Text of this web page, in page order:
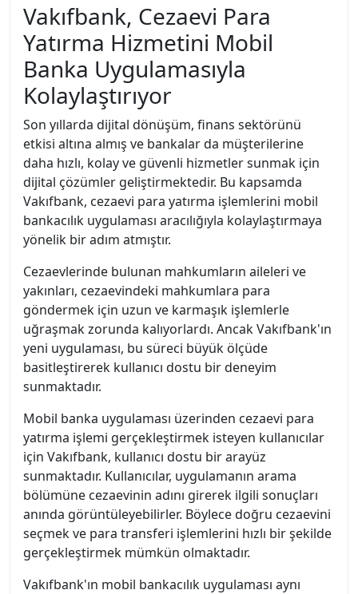
Vakıfbank, Cezaevi Para
Yatırma Hizmetini Mobil
Banka Uygulamasıyla
Kolaylaştırıyor
Son yıllarda dijital dönüşüm, finans sektörünü
etkisi altına almış ve bankalar da müşterilerine
daha hızlı, kolay ve güvenli hizmetler sunmak için
dijital çözümler geliştirmektedir. Bu kapsamda
Vakıfbank, cezaevi para yatırma işlemlerini mobil
bankacılık uygulaması aracılığıyla kolaylaştırmaya
yönelik bir adım atmıştır.
Cezaevlerinde bulunan mahkumların aileleri ve
yakınları, cezaevindeki mahkumlara para
göndermek için uzun ve karmaşık işlemlerle
uğraşmak zorunda kalıyorlardı. Ancak Vakıfbank'ın
yeni uygulaması, bu süreci büyük ölçüde
basitleştirerek kullanıcı dostu bir deneyim
sunmaktadır.
Mobil banka uygulaması üzerinden cezaevi para
yatırma işlemi gerçekleştirmek isteyen kullanıcılar
için Vakıfbank, kullanıcı dostu bir arayüz
sunmaktadır. Kullanıcılar, uygulamanın arama
bölümüne cezaevinin adını girerek ilgili sonuçları
anında görüntüleyebilirler. Böylece doğru cezaevini
seçmek ve para transferi işlemlerini hızlı bir şekilde
gerçekleştirmek mümkün olmaktadır.
Vakıfbank'ın mobil bankacılık uygulaması aynı